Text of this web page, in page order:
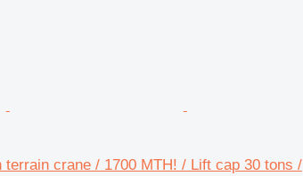
terrain crane / 1700 MTH! / Lift cap 30 tons /